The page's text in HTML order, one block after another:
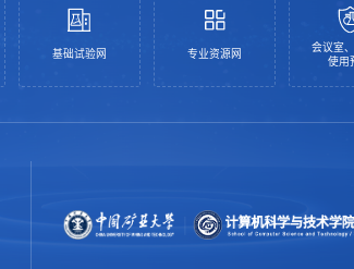
基础试验网 专业资源网
会议室
使用